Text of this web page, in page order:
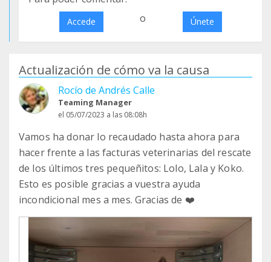
Accede o Únete
Actualización de cómo va la causa
Rocío de Andrés Calle
Teaming Manager
el 05/07/2023 a las 08:08h
Vamos ha donar lo recaudado hasta ahora para
hacer frente a las facturas veterinarias del rescate
de los últimos tres pequeñitos: Lolo, Lala y Koko.
Esto es posible gracias a vuestra ayuda
incondicional mes a mes. Gracias de ❤️